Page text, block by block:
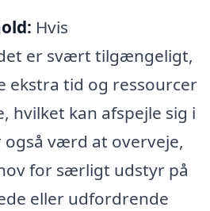
Hvis
er svært tilgængeligt,
ekstra tid og ressourcer
hvilket kan afspejle sig i
også værd at overveje,
for særligt udstyr på
eller udfordrende